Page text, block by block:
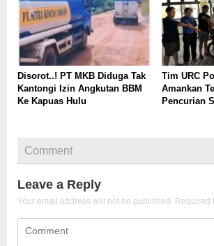
Disorot..! PT MKB Diduga Tak
Kantongi Izin Angkutan BBM
Ke Kapuas Hulu
Tim URC
Amankan
Pencurian
Comment
Leave a Reply
Your email address will not be published. Required